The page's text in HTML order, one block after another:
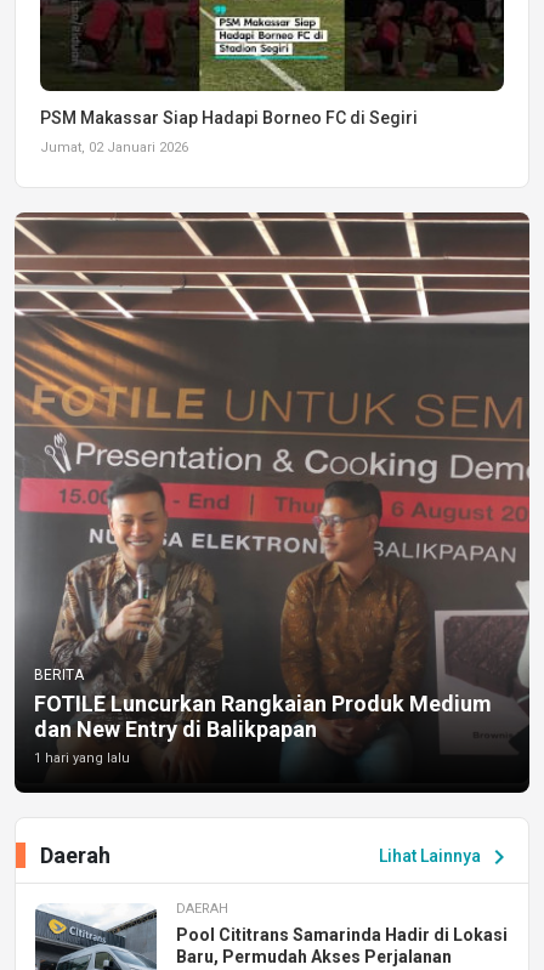
PSM Makassar Siap Hadapi Borneo FC di Segiri
Jumat, 02 Januari 2026
BERITA
FOTILE Luncurkan Rangkaian Produk Medium
dan New Entry di Balikpapan
1 hari yang lalu
Lihat Lainnya chevron_right
Daerah
DAERAH
Pool Cititrans Samarinda Hadir di Lokasi
Baru, Permudah Akses Perjalanan